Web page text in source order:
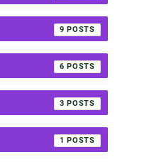
9
6
3
1